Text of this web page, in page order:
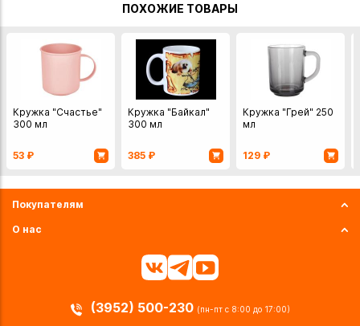
ПОХОЖИЕ ТОВАРЫ
Кружка "Счастье"
300 мл
53 ₽
Кружка "Байкал"
300 мл
385 ₽
Кружка "Грей" 250
мл
129 ₽
Покупателям
О нас
(3952) 500-230 (пн-пт с 8:00 до 17:00)